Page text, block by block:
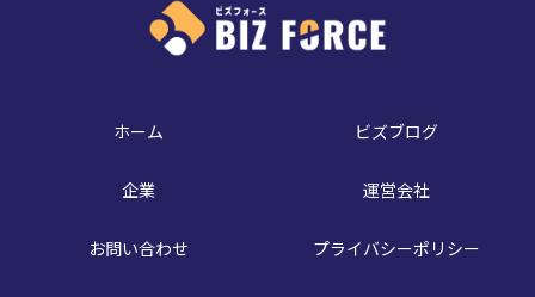
ホーム ビズブログ
企業 運営会社
お問い合わせ プライバシーポリシー